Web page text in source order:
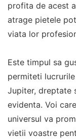
profita de acest
atrage pietele
viata lor
Este timpul sa
permiteti
Jupiter, dreptate
evidenta. Voi
universul va
vietii voastre